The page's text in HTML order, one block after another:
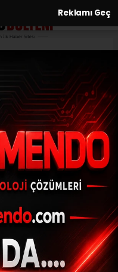
Reklamı Geç
engelli
13 bin
duyuyor
Güncelleme: 31.08.2024
hafız, taziye
10 Whatsapp